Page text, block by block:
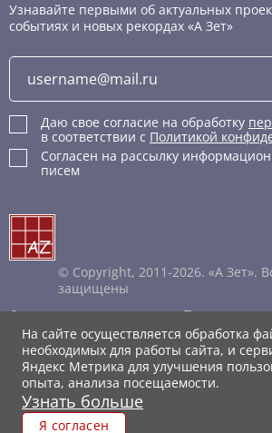
Узнавайте первыми об актуальных
событиях и новых рекордах «А Зет»
Даю свое согласие на обработку
в соответствии с Политикой
Согласен на рассылку
писем
© Copyright, 2011-2026. «А Зет».
защищены
Соглашение пользователя Политика
Правила обработки cookie
На сайте осуществляется обработка
необходимых для работы сайта, и
Яндекс Метрика для улучшения
опыта, анализа посещаемости.
Узнать больше
Я согласен